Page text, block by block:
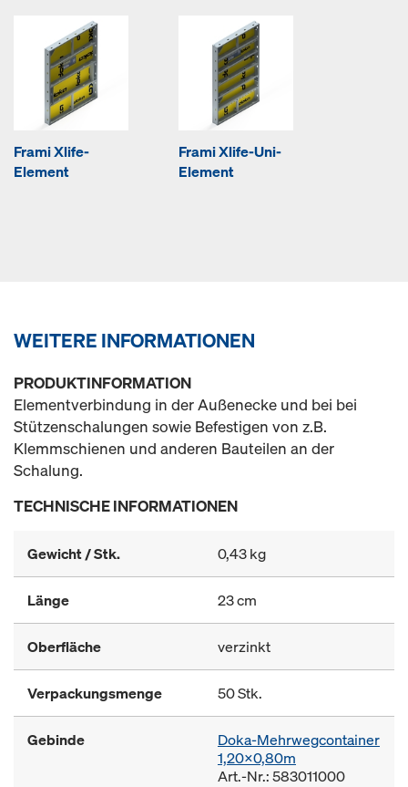
Frami Xlife-
Element
Frami Xlife-Uni-
Element
WEITERE INFORMATIONEN
PRODUKTINFORMATION
Elementverbindung in der Außenecke und bei bei
Stützenschalungen sowie Befestigen von z.B.
Klemmschienen und anderen Bauteilen an der
Schalung.
TECHNISCHE INFORMATIONEN
Gewicht / Stk. 0,43 kg
Länge 23 cm
Oberfläche verzinkt
Verpackungsmenge 50 Stk.
Gebinde
Doka-Mehrwegcontainer
1,20x0,80m
Art.-Nr.: 583011000